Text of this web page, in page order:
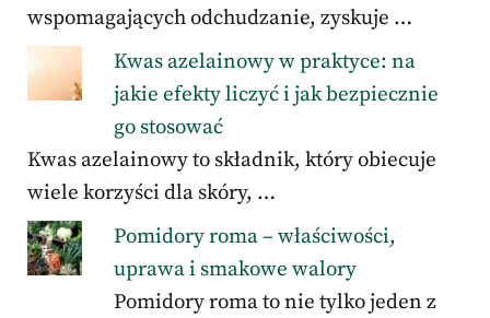
wspomagających odchudzanie, zyskuje …
Kwas azelainowy w praktyce: na
jakie efekty liczyć i jak bezpiecznie
go stosować
Kwas azelainowy to składnik, który obiecuje
wiele korzyści dla skóry, …
Pomidory roma – właściwości,
uprawa i smakowe walory
Pomidory roma to nie tylko jeden z